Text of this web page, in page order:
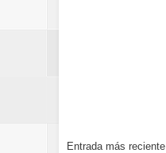
Entrada más reciente